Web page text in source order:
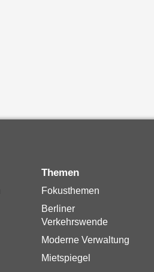
Themen
Fokusthemen
Berliner
Verkehrswende
Moderne Verwaltung
Mietspiegel